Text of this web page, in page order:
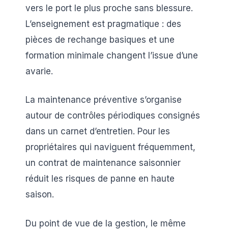
vers le port le plus proche sans blessure.
L’enseignement est pragmatique : des
pièces de rechange basiques et une
formation minimale changent l’issue d’une
avarie.
La maintenance préventive s’organise
autour de contrôles périodiques consignés
dans un carnet d’entretien. Pour les
propriétaires qui naviguent fréquemment,
un contrat de maintenance saisonnier
réduit les risques de panne en haute
saison.
Du point de vue de la gestion, le même